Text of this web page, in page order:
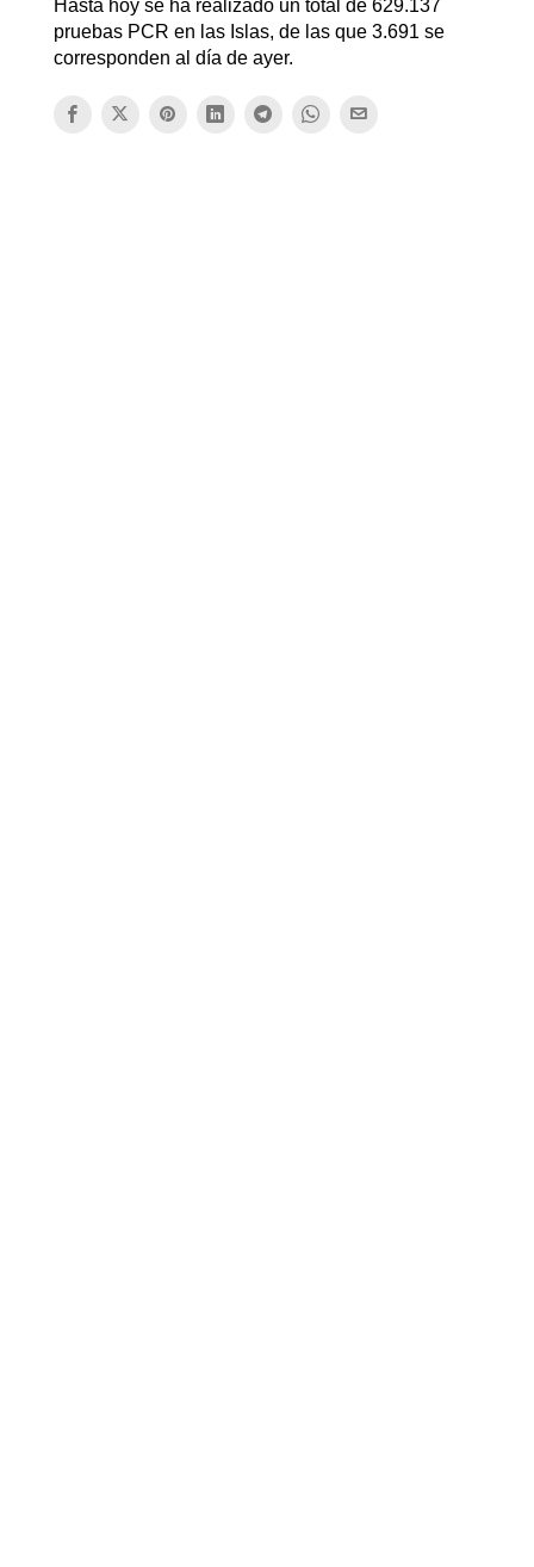
Hasta hoy se ha realizado un total de 629.137
pruebas PCR en las Islas, de las que 3.691 se
corresponden al día de ayer.